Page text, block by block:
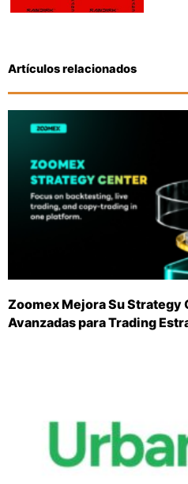
Artículos relacionados
Zoomex Mejora Su
Avanzadas para Trading